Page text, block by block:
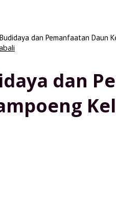
dan Pemanfaatan Daun
dan